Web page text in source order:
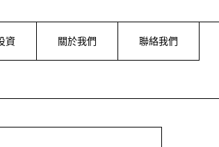
資 關於我們 聯絡我們